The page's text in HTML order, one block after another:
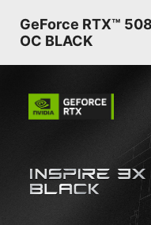
GeForce RTX™
OC BLACK